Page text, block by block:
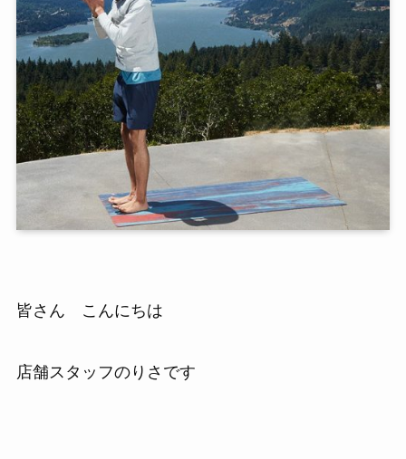
皆さん こんにちは
店舗スタッフのりさです